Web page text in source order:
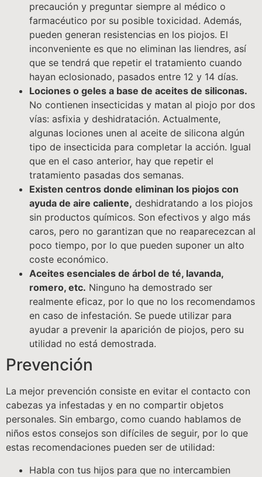
precaución y preguntar siempre al médico o
farmacéutico por su posible toxicidad. Además,
pueden generan resistencias en los piojos. El
inconveniente es que no eliminan las liendres, así
que se tendrá que repetir el tratamiento cuando
hayan eclosionado, pasados entre 12 y 14 días.
Lociones o geles a base de aceites de siliconas.
No contienen insecticidas y matan al piojo por dos
vías: asfixia y deshidratación. Actualmente,
algunas lociones unen al aceite de silicona algún
tipo de insecticida para completar la acción. Igual
que en el caso anterior, hay que repetir el
tratamiento pasadas dos semanas.
Existen centros donde eliminan los piojos con
ayuda de aire caliente, deshidratando a los piojos
sin productos químicos. Son efectivos y algo más
caros, pero no garantizan que no reaparecezcan al
poco tiempo, por lo que pueden suponer un alto
coste económico.
Aceites esenciales de árbol de té, lavanda,
romero, etc. Ninguno ha demostrado ser
realmente eficaz, por lo que no los recomendamos
en caso de infestación. Se puede utilizar para
ayudar a prevenir la aparición de piojos, pero su
utilidad no está demostrada.
Prevención
La mejor prevención consiste en evitar el contacto con
cabezas ya infestadas y en no compartir objetos
personales. Sin embargo, como cuando hablamos de
niños estos consejos son difíciles de seguir, por lo que
estas recomendaciones pueden ser de utilidad:
Habla con tus hijos para que no intercambien